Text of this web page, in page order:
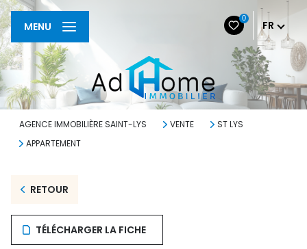
0
FR
MENU
AGENCE IMMOBILIÈRE SAINT-LYS VENTE
ST LYS
APPARTEMENT
RETOUR
TÉLÉCHARGER LA FICHE